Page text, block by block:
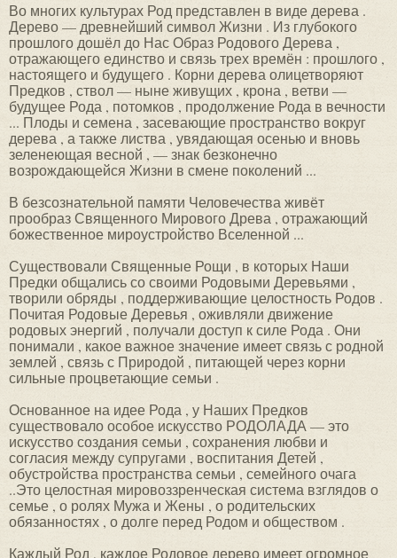
Во многих культурах Род представлен в виде дерева .
Дерево — древнейший символ Жизни . Из глубокого
прошлого дошёл до Нас Образ Родового Дерева ,
отражающего единство и связь трех времён : прошлого ,
настоящего и будущего . Корни дерева олицетворяют
Предков , ствол — ныне живущих , крона , ветви —
будущее Рода , потомков , продолжение Рода в вечности
... Плоды и семена , засевающие пространство вокруг
дерева , а также листва , увядающая осенью и вновь
зеленеющая весной , — знак безконечно
возрождающейся Жизни в смене поколений ...
В безсознательной памяти Человечества живёт
прообраз Священного Мирового Древа , отражающий
божественное мироустройство Вселенной ...
Существовали Священные Рощи , в которых Наши
Предки общались со своими Родовыми Деревьями ,
творили обряды , поддерживающие целостность Родов .
Почитая Родовые Деревья , оживляли движение
родовых энергий , получали доступ к силе Рода . Они
понимали , какое важное значение имеет связь с родной
землей , связь с Природой , питающей через корни
сильные процветающие семьи .
Основанное на идее Рода , у Наших Предков
существовало особое искусство РОДОЛАДА — это
искусство создания семьи , сохранения любви и
согласия между супругами , воспитания Детей ,
обустройства пространства семьи , семейного очага
..Это целостная мировоззренческая система взглядов о
семье , о ролях Мужа и Жены , о родительских
обязанностях , о долге перед Родом и обществом .
Каждый Род , каждое Родовое дерево имеет огромное